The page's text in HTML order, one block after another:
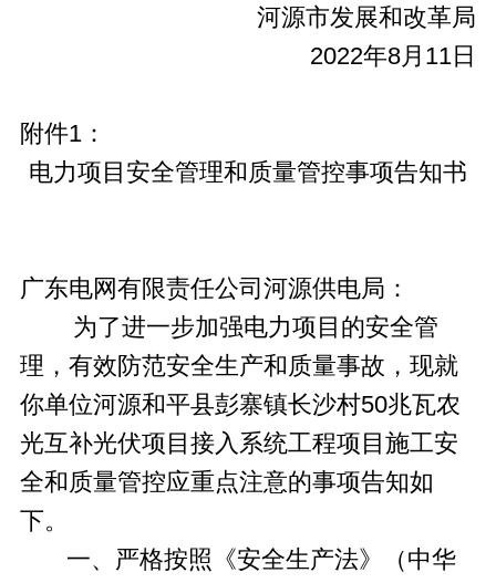
河源市发展和改革局
2022年8月11日
附件1：
电力项目安全管理和质量管控事项告知书
广东电网有限责任公司河源供电局：
为了进一步加强电力项目的安全管
理，有效防范安全生产和质量事故，现就
你单位河源和平县彭寨镇长沙村50兆瓦农
光互补光伏项目接入系统工程项目施工安
全和质量管控应重点注意的事项告知如
下。
一、严格按照《安全生产法》（中华